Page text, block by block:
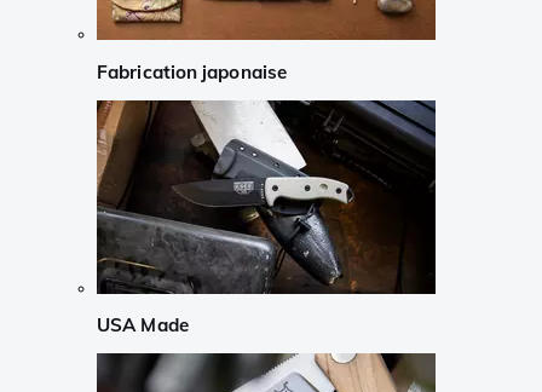
Fabrication japonaise
USA Made